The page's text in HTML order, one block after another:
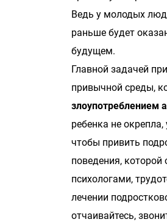
Ведь у молодых
раньше будет
будущем.
Главной задачей
привычной среды,
злоупотреблением
ребенка не окрепла,
чтобы привить
поведения,
психологами,
лечении
отчаивайтесь,